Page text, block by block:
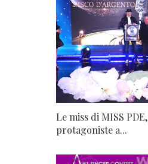
Le miss di MISS PDE,
protagoniste a...